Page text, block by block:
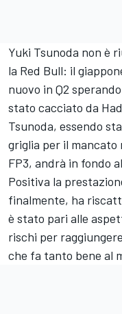
Yuki Tsunoda non è
la Red Bull: il
nuovo in Q2
stato cacciato da
Tsunoda, essendo
griglia per il
FP3, andrà in fondo
Positiva la
finalmente, ha
è stato pari alle
rischi per
che fa tanto bene al